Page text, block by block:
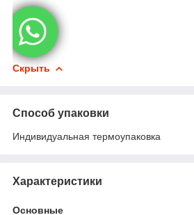
Скрыть
Способ упаковки
Индивидуальная термоупаковка
Характеристики
Основные